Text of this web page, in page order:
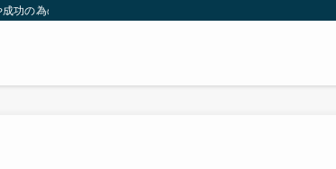
の為の秘訣等。太ったり悩んでいる方々が簡単に痩せること